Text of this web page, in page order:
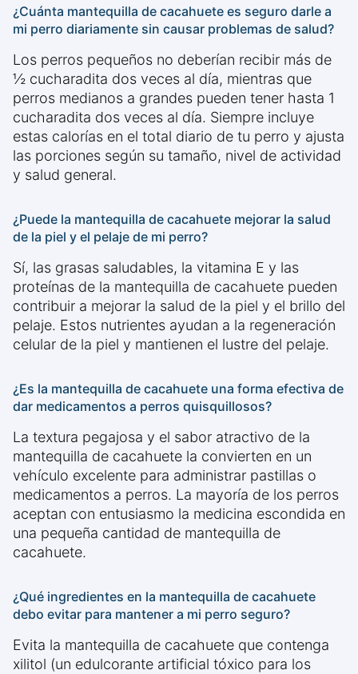
¿Cuánta mantequilla de cacahuete es seguro darle a
mi perro diariamente sin causar problemas de salud?
Los perros pequeños no deberían recibir más de
½ cucharadita dos veces al día, mientras que
perros medianos a grandes pueden tener hasta 1
cucharadita dos veces al día. Siempre incluye
estas calorías en el total diario de tu perro y ajusta
las porciones según su tamaño, nivel de actividad
y salud general.
¿Puede la mantequilla de cacahuete mejorar la salud
de la piel y el pelaje de mi perro?
Sí, las grasas saludables, la vitamina E y las
proteínas de la mantequilla de cacahuete pueden
contribuir a mejorar la salud de la piel y el brillo del
pelaje. Estos nutrientes ayudan a la regeneración
celular de la piel y mantienen el lustre del pelaje.
¿Es la mantequilla de cacahuete una forma efectiva de
dar medicamentos a perros quisquillosos?
La textura pegajosa y el sabor atractivo de la
mantequilla de cacahuete la convierten en un
vehículo excelente para administrar pastillas o
medicamentos a perros. La mayoría de los perros
aceptan con entusiasmo la medicina escondida en
una pequeña cantidad de mantequilla de
cacahuete.
¿Qué ingredientes en la mantequilla de cacahuete
debo evitar para mantener a mi perro seguro?
Evita la mantequilla de cacahuete que contenga
xilitol (un edulcorante artificial tóxico para los